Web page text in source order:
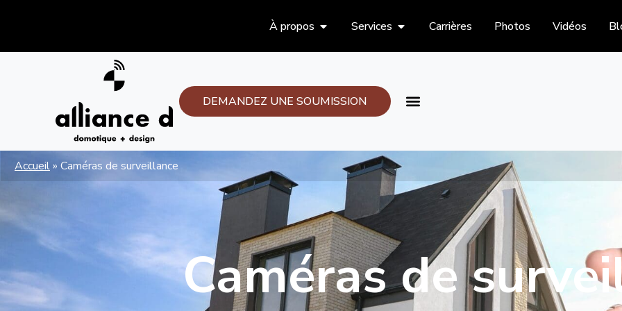
À propos Services Carrières Photos Vidéos
DEMANDEZ UNE SOUMISSION
Accueil» Caméras de surveillance
Caméras de